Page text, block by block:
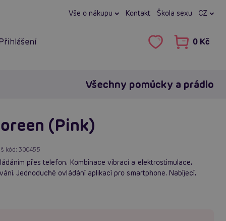
Vše o nákupu Kontakt Škola sexu CZ
0 Kč
Všechny pomůcky a prádlo
(Pink)
kód:300455
přes telefon. Kombinace vibrací a elektrostimulace.
Jednoduché ovládání aplikací pro smartphone. Nabíjecí.